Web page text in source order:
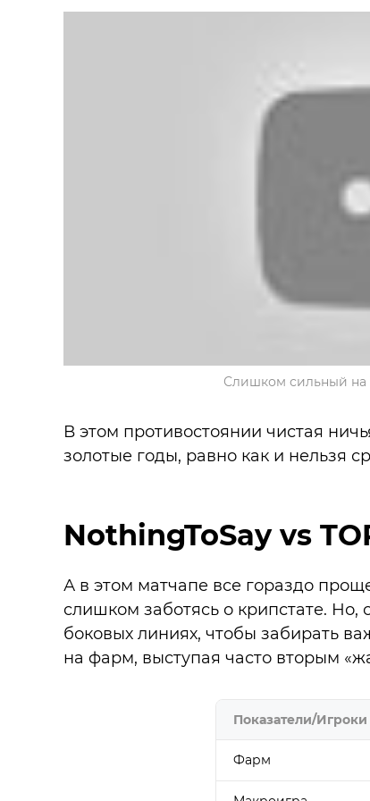
Слишком сильный на
В этом противостоянии чистая
золотые годы, равно как и нельзя
NothingToSay vs
А в этом матчапе все гораздо
слишком заботясь о крипстате. Но,
боковых линиях, чтобы забирать
на фарм, выступая часто вторым
Показатели/Игроки
Фарм